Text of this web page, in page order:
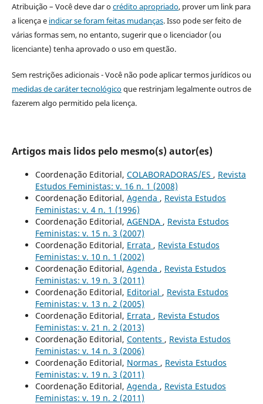
Atribuição – Você deve dar ocrédito apropriado, prover um link para
a licença e indicar se foram feitas mudanças. Isso pode ser feito de
várias formas sem, no entanto, sugerir que o licenciador (ou
licenciante) tenha aprovado o uso em questão.
Sem restrições adicionais - Você não pode aplicar termos jurídicos ou
medidas de caráter tecnológicoque restrinjam legalmente outros de
fazerem algo permitido pela licença.
Artigos mais lidos pelo mesmo(s) autor(es)
Coordenação Editorial, COLABORADORAS/ES , Revista
Estudos Feministas: v. 16 n. 1 (2008)
Coordenação Editorial, Agenda , Revista Estudos
Feministas: v. 4 n. 1 (1996)
Coordenação Editorial, AGENDA , Revista Estudos
Feministas: v. 15 n. 3 (2007)
Coordenação Editorial, Errata , Revista Estudos
Feministas: v. 10 n. 1 (2002)
Coordenação Editorial, Agenda , Revista Estudos
Feministas: v. 19 n. 3 (2011)
Coordenação Editorial, Editorial , Revista Estudos
Feministas: v. 13 n. 2 (2005)
Coordenação Editorial, Errata , Revista Estudos
Feministas: v. 21 n. 2 (2013)
Coordenação Editorial, Contents , Revista Estudos
Feministas: v. 14 n. 3 (2006)
Coordenação Editorial, Normas , Revista Estudos
Feministas: v. 19 n. 3 (2011)
Coordenação Editorial, Agenda , Revista Estudos
Feministas: v. 19 n. 2 (2011)